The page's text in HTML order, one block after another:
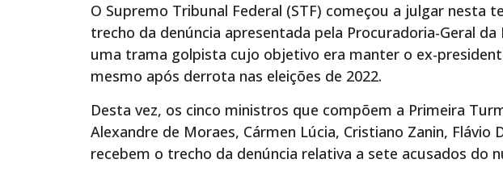
O Supremo Tribunal Federal (STF) começou a julgar nesta
trecho da denúncia apresentada pela Procuradoria-Geral da
uma trama golpista cujo objetivo era manter o ex-
mesmo após derrota nas eleições de 2022.
Desta vez, os cinco ministros que compõem a Primeira
Alexandre de Moraes, Cármen Lúcia, Cristiano Zanin, Flávio
recebem o trecho da denúncia relativa a sete acusados do